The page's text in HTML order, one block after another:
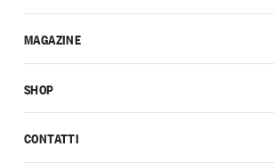
CONTATTI
MAGAZINE
SHOP